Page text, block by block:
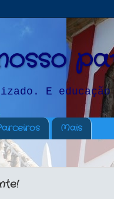
E
Mais